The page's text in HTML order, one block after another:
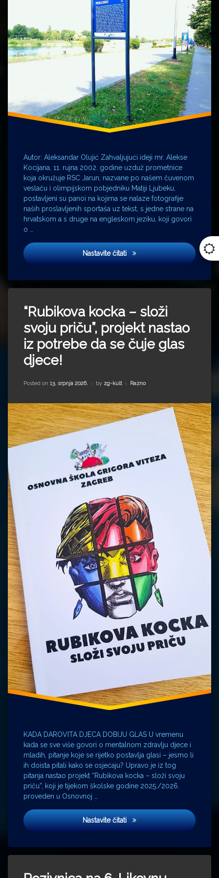
Autor: Aleksandar Olujić Zahvaljujući ideji mr. Alekse
Kocijana, 11. rujna 2002. godine uzduž prometnice
koja okružuje RSC Jarun, nazvane po našem čuvenom
veslaču i olimpijskom pobjedniku Matiji Ljubeku,
postavljeni su panoi na kojima se nalaze fotografije
naših proslavljenih sportaša uz tekst, s jedne strane na
hrvatskom a s druge na engleskom jeziku, koji govori
o …
Nastavite čitati‘Ni med cvetjem ni pravice’
“Rubikova kocka – složi
svoju priču”, projekt nastao
iz potrebe da se čuje glas
djece!
Posted on 13. srpnja 2026. by zg-kult Kategorije:
Razno
KADA DAROVITA DJECA DOBIJU GLAS U vremenu
kada se sve više govori o mentalnom zdravlju djece i
mladih, pitanje koje se rijetko postavlja glasi – jesmo li
ih doista pitali kako se osjećaju? Upravo je iz tog
pitanja nastao projekt “Rubikova kocka – složi svoju
priču”, koji je tijekom školske godine 2025./2026.
proveden u Osnovnoj …
Nastavite čitati“Rubikova kocka – složi